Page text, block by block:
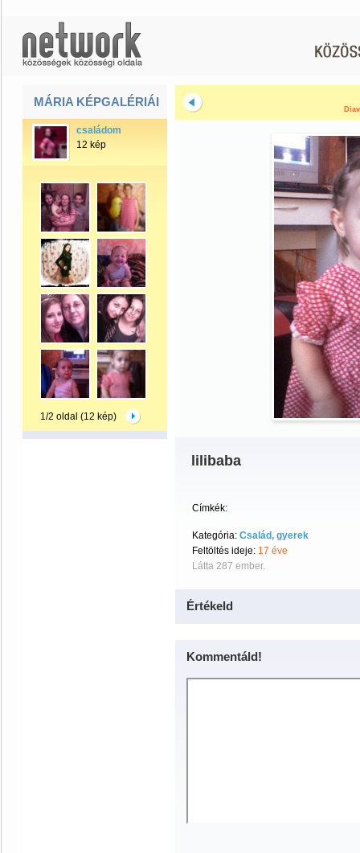
MÁRIA KÉPGALÉRIÁI
családom
12 kép
1/2 oldal (12 kép)
lilibaba
Címkék:
Kategória: Család, gyerek
Feltöltés ideje: 17 éve
Látta 287 ember.
Értékeld
Kommentáld!